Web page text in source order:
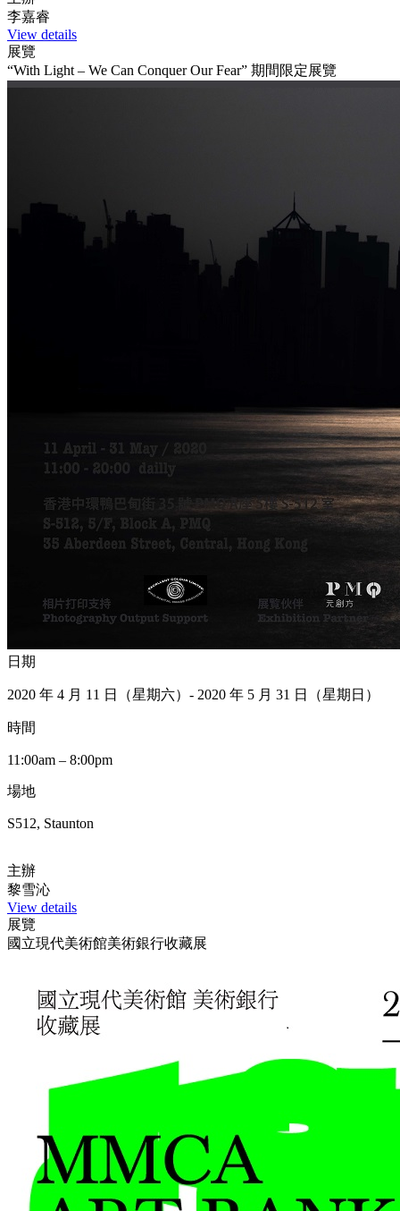
李嘉睿
View details
展覽
“With Light – We Can Conquer Our Fear” 期間限定展覽
日期
2020 年 4 月 11 日（星期六）- 2020 年 5 月 31 日（星期日）
時間
11:00am – 8:00pm
場地
S512, Staunton
主辦
黎雪沁
View details
展覽
國立現代美術館美術銀行收藏展